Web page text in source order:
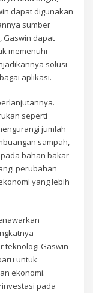
dapat digunakan
sumber
Gaswin dapat
memenuhi
solusi
aplikasi.
seperti
jumlah
sampah,
bahan bakar
perubahan
yang lebih
teknologi Gaswin
untuk
ekonomi.
pada